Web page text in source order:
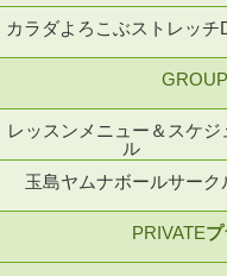
カラダよろこぶストレッチ
GROUP
レッスンメニュー＆スケジ
ル
玉島ヤムナボールサーク
PRIVATEプ